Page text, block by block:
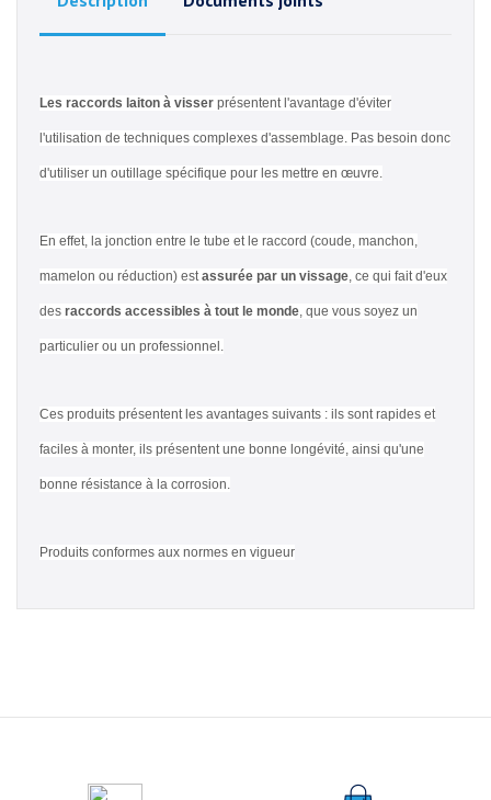
Les raccords laiton à visser présentent l'avantage d'éviter
l'utilisation de techniques complexes d'assemblage. Pas besoin donc
d'utiliser un outillage spécifique pour les mettre en œuvre.
En effet, la jonction entre le tube et le raccord (coude, manchon,
mamelon ou réduction) estassurée par un vissage, ce qui fait d'eux
des raccords accessibles à tout le monde, que vous soyez un
particulier ou un professionnel.
Ces produits présentent les avantages suivants : ils sont rapides et
faciles à monter, ils présentent une bonne longévité, ainsi qu'une
bonne résistance à la corrosion.
Produits conformes aux normes en vigueur